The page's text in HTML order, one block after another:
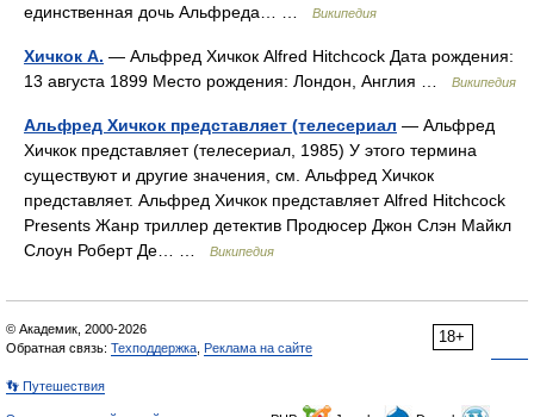
единственная дочь Альфреда… …
Википедия
Хичкок А. — Альфред Хичкок Alfred Hitchcock Дата рождения:
13 августа 1899 Место рождения: Лондон, Англия …
Википедия
Альфред Хичкок представляет (телесериал — Альфред
Хичкок представляет (телесериал, 1985) У этого термина
существуют и другие значения, см. Альфред Хичкок
представляет. Альфред Хичкок представляет Alfred Hitchcock
Presents Жанр триллер детектив Продюсер Джон Слэн Майкл
Слоун Роберт Де… …
Википедия
18+
© Академик, 2000-2026
Обратная связь: Техподдержка Реклама на сайте
👣 Путешествия